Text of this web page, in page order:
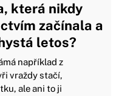
která nikdy
začínala a
letos?
například z
vraždy stačí,
ale ani to ji